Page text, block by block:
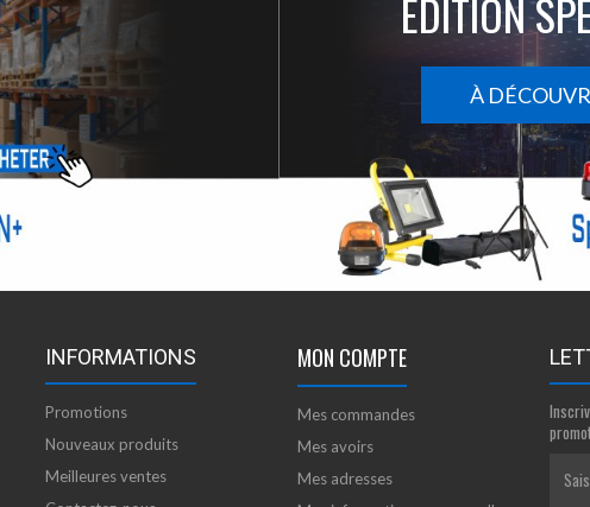
ÉDITION
À
INFORMATIONS
Promotions
Nouveaux produits
Meilleures ventes
MON COMPTE
Mes commandes
Mes avoirs
Mes adresses